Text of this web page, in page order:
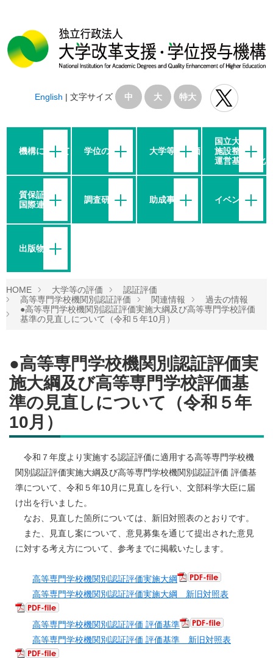
English | 文字サイズ 中 大 特大
機構について 学位の授与 大学等の評価
国立大学の
施設整備・
運営基盤強化
質保証・
国際連携
調査研究 助成事業 イベント
出版物等
HOME 大学等の評価
認証評価
高等専門学校機関別認証評価
関連情報
過去の情報
●高等専門学校機関別認証評価実施大綱及び高等専門学校評価
基準の見直しについて（令和５年10月）
●高等専門学校機関別認証評価実
施大綱及び高等専門学校評価基
準の見直しについて（令和５年
10月）
令和７年度より実施する認証評価に適用する高等専門学校機
関別認証評価実施大綱及び高等専門学校機関別認証評価 評価基
準について、令和５年10月に見直しを行い、文部科学大臣に届
け出を行いました。
なお、見直した箇所については、新旧対照表のとおりです。
また、見直し案について、意見募集を通じて提出された意見
に対する考え方について、参考までに掲載いたします。
高等専門学校機関別認証評価実施大綱
高等専門学校機関別認証評価実施大綱 新旧対照表
高等専門学校機関別認証評価 評価基準
高等専門学校機関別認証評価 評価基準 新旧対照表